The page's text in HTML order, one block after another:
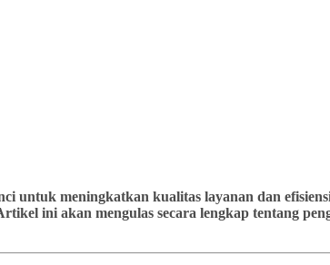
untuk meningkatkan kualitas layanan dan
ini akan mengulas secara lengkap tentang